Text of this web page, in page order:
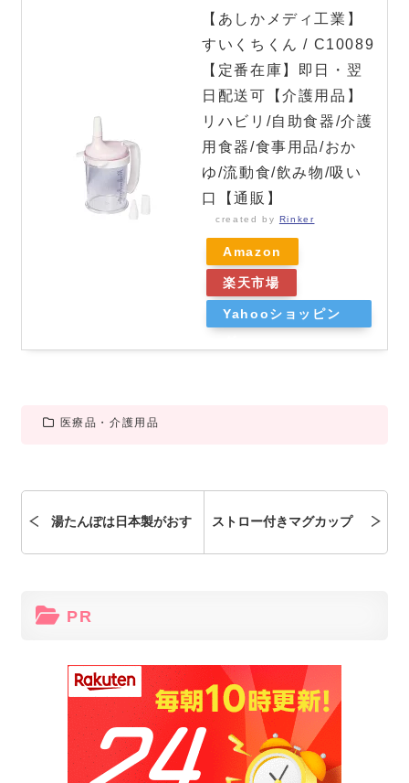
【あしかメディ工業】
すいくちくん / C10089
【定番在庫】即日・翌
日配送可【介護用品】
リハビリ/自助食器/介護
用食器/食事用品/おか
ゆ/流動食/飲み物/吸い
口【通販】
created by Rinker
Amazon
楽天市場
Yahooショッピン
医療品・介護用品
湯たんぽは日本製がおす
いのはコレ！
ストロー付きマグカップ
さん
PR